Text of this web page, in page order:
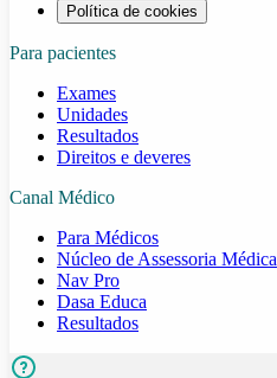
Política de cookies
Para pacientes
Exames
Unidades
Resultados
Direitos e deveres
Canal Médico
Para Médicos
Núcleo de Assessoria Médica
Nav Pro
Dasa Educa
Resultados